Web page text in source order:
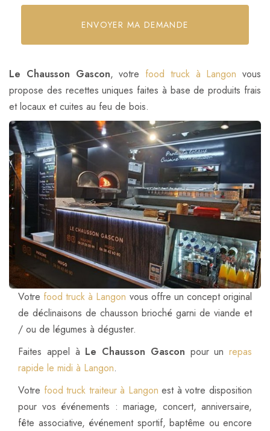
Acceptation
ENVOYER MA DEMANDE
Le Chausson Gascon, votre food truck à Langon vous
propose des recettes uniques faites à base de produits frais
et locaux et cuites au feu de bois.
Votre food truck à Langon vous offre un concept original
de déclinaisons de chausson brioché garni de viande et
/ ou de légumes à déguster.
Faites appel à Le Chausson Gascon pour un repas
rapide le midi à Langon.
Votre food truck traiteur à Langon est à votre disposition
pour vos événements : mariage, concert, anniversaire,
fête associative, événement sportif, baptême ou encore